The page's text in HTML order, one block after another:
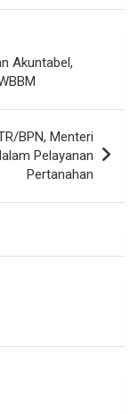
Akuntabel,
BPN, Menteri
Pelayanan
Pertanahan